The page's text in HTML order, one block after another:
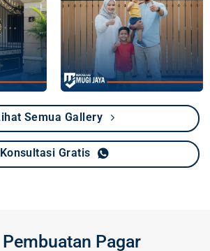
Semua Gallery
Konsultasi Gratis
Pembuatan Pagar